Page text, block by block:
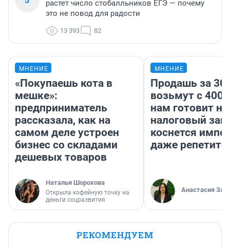
растет число стобалльников ЕГЭ — почему
это не повод для радости
13 393 82
МНЕНИЕ
«Покупаешь кота в
мешке»:
предприниматель
рассказала, как на
самом деле устроен
бизнес со складами
дешевых товаров
Наталья Шорохова
Открыла кофейную точку на
деньги соцразвития
МНЕНИЕ
Продашь за
возьмут с
нам готовит
налоговый
коснется
даже
Анастасия
РЕКОМЕНДУЕМ